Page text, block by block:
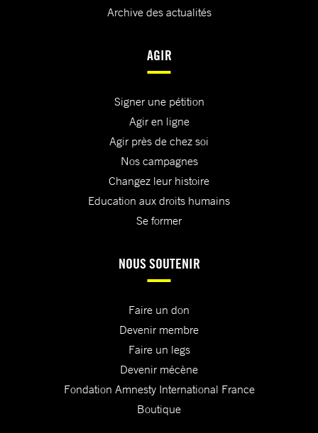
Archive des actualités
AGIR
Signer une pétition
Agir en ligne
Agir près de chez soi
Nos campagnes
Changez leur histoire
Education aux droits humains
Se former
NOUS SOUTENIR
Faire un don
Devenir membre
Faire un legs
Devenir mécène
Fondation Amnesty International France
Boutique